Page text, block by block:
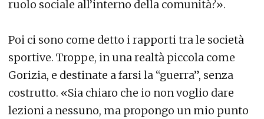
ruolo sociale all’interno della comunità?».
Poi ci sono come detto i rapporti tra le società
sportive. Troppe, in una realtà piccola come
Gorizia, e destinate a farsi la “guerra”, senza
costrutto. «Sia chiaro che io non voglio dare
lezioni a nessuno, ma propongo un mio punto